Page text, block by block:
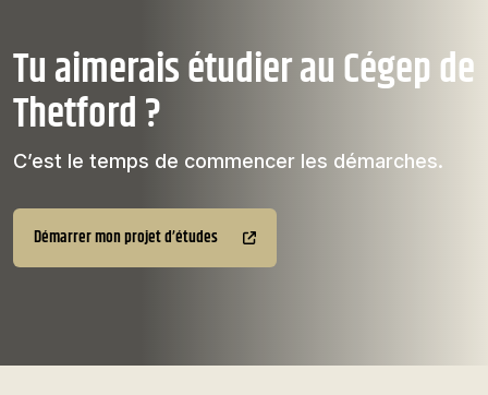
Tu aimerais étudier au Cégep de
Thetford ?
C’est le temps de commencer les démarches.
Démarrer mon projet d’études